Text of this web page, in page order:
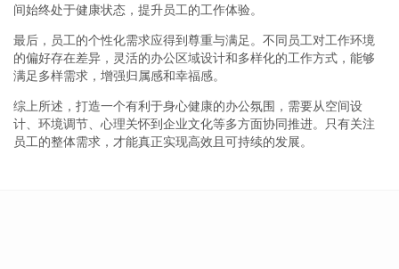
间始终处于健康状态，提升员工的工作体验。
最后，员工的个性化需求应得到尊重与满足。不同员工对工作环境
的偏好存在差异，灵活的办公区域设计和多样化的工作方式，能够
满足多样需求，增强归属感和幸福感。
综上所述，打造一个有利于身心健康的办公氛围，需要从空间设
计、环境调节、心理关怀到企业文化等多方面协同推进。只有关注
员工的整体需求，才能真正实现高效且可持续的发展。